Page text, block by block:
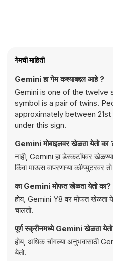
गेमची माहिती
Gemini हा गेम कश्याबद्दल आहे ?
Gemini is one of the twelve
symbol is a pair of twins.
approximately between
under this sign.
Gemini मोबाइलवर खेळता येतो का
नाही, Gemini हा डेस्कटॉपवर खेळण्यासाठी डिझाइन केला आहे आणि कीबोर्ड
किंवा माऊस वापरणाऱ्या कॉम्प्युटरवर
का Gemini मोफत खेळता येतो का?
होय, Gemini Y8 वर मोफत खेळता
चालतो.
पूर्ण स्क्रीनमध्ये Gemini
होय, अधिक चांगल्या अनुभवासाठी
येतो.